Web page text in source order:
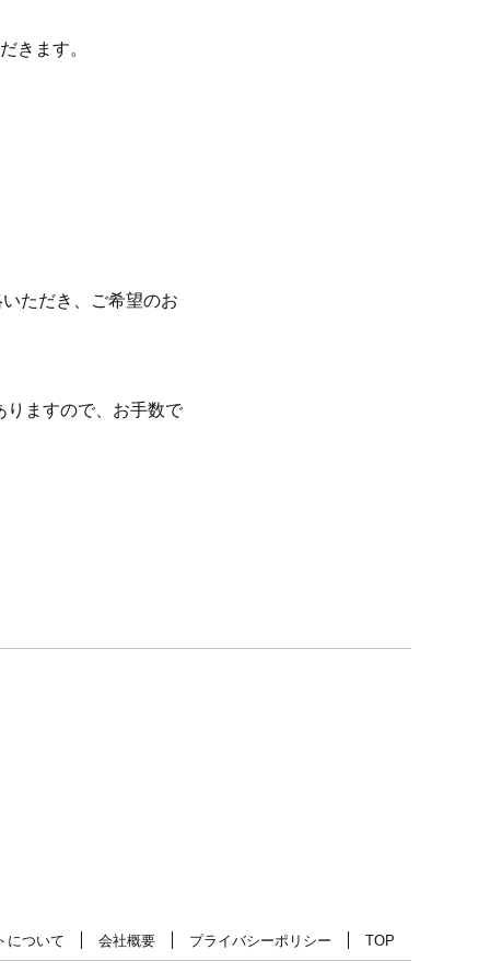
きます。
ただき、ご希望のお
ますので、お手数で
について 会社概要 プライバシーポリシー TOP